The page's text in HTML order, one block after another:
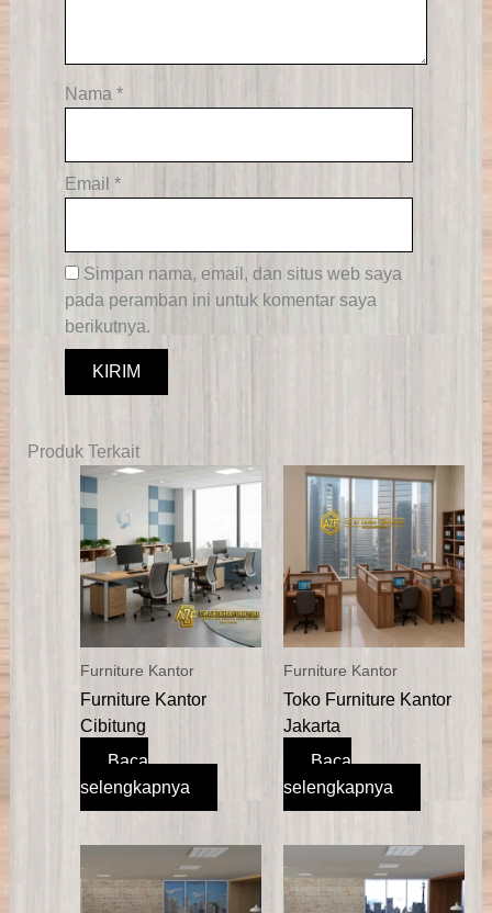
Nama *
Email *
Simpan nama, email, dan situs web saya
pada peramban ini untuk komentar saya
berikutnya.
Produk Terkait
Furniture Kantor
Furniture Kantor
Cibitung
Baca
selengkapnya
Furniture Kantor
Toko Furniture Kantor
Jakarta
Baca
selengkapnya